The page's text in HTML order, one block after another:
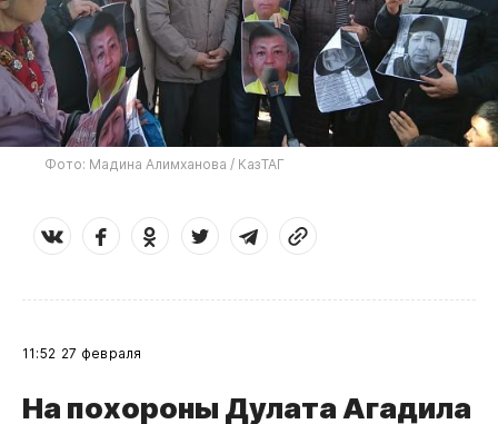
Фото: Мадина Алимханова / КазТАГ
11:52 27 февраля
​На похороны Дулата Агадила